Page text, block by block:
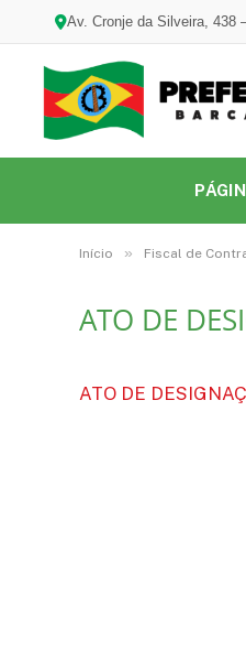
Av. Cronje da Silveira, 438
Início » Fiscal de
ATO DE
ATO DE